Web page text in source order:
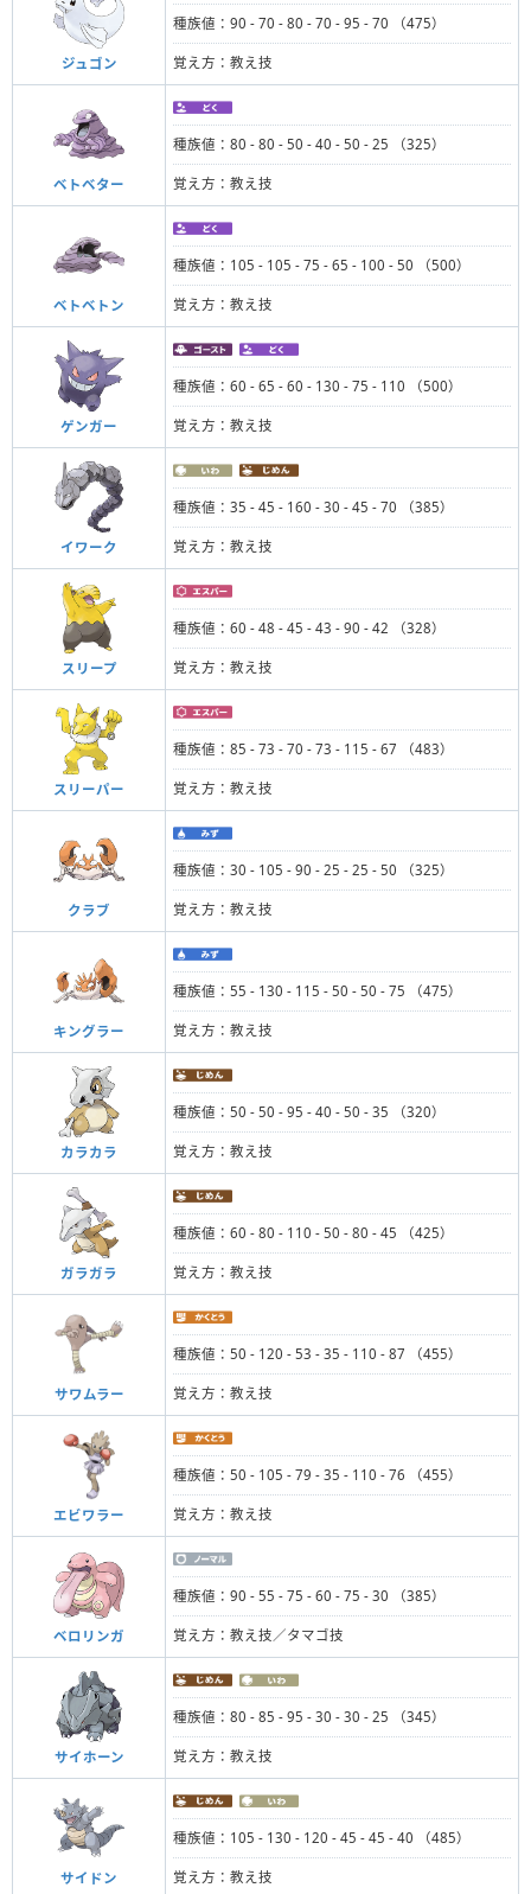
ジュゴン
種族値：90 - 70 - 80 - 70 - 95 - 70 （475）
覚え方：教え技
ベトベター
種族値：80 - 80 - 50 - 40 - 50 - 25 （325）
覚え方：教え技
ベトベトン
種族値：105 - 105 - 75 - 65 - 100 - 50 （500）
覚え方：教え技
ゲンガー
種族値：60 - 65 - 60 - 130 - 75 - 110 （500）
覚え方：教え技
イワーク
種族値：35 - 45 - 160 - 30 - 45 - 70 （385）
覚え方：教え技
スリープ
種族値：60 - 48 - 45 - 43 - 90 - 42 （328）
覚え方：教え技
スリーパー
種族値：85 - 73 - 70 - 73 - 115 - 67 （483）
覚え方：教え技
クラブ
種族値：30 - 105 - 90 - 25 - 25 - 50 （325）
覚え方：教え技
キングラー
種族値：55 - 130 - 115 - 50 - 50 - 75 （475）
覚え方：教え技
カラカラ
種族値：50 - 50 - 95 - 40 - 50 - 35 （320）
覚え方：教え技
ガラガラ
種族値：60 - 80 - 110 - 50 - 80 - 45 （425）
覚え方：教え技
サワムラー
種族値：50 - 120 - 53 - 35 - 110 - 87 （455）
覚え方：教え技
エビワラー
種族値：50 - 105 - 79 - 35 - 110 - 76 （455）
覚え方：教え技
ベロリンガ
種族値：90 - 55 - 75 - 60 - 75 - 30 （385）
覚え方：教え技／タマゴ技
サイホーン
種族値：80 - 85 - 95 - 30 - 30 - 25 （345）
覚え方：教え技
サイドン
種族値：105 - 130 - 120 - 45 - 45 - 40 （485）
覚え方：教え技